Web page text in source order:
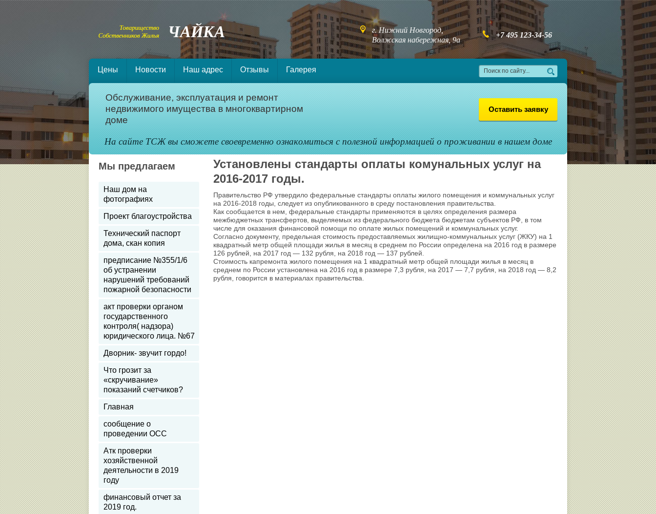
Цены Новости Наш адрес Отзывы Галерея
Обслуживание, эксплуатация и ремонт
недвижимого имущества в многоквартирном
доме
На сайте ТСЖ вы сможете своевременно ознакомиться с полезной информацией о проживании в нашем доме
Оставить заявку
г. Нижний Новгород,
Волжская набережная, 9а
+7 495 123-34-56
Мы предлагаем
Наш дом на
фотографиях
Проект благоустройства
Технический паспорт
дома, скан копия
предписание №355/1/6
об устранении
нарушений требований
пожарной безопасности
акт проверки органом
государственного
контроля( надзора)
юридического лица. №67
Дворник- звучит гордо!
Что грозит за
«скручивание»
показаний счетчиков?
Главная
сообщение о
проведении ОСС
Атк проверки
хозяйственной
деятельности в 2019
году
финансовый отчет за
2019 год.
Установлены стандарты оплаты комунальных услуг на
2016-2017 годы.
Правительство РФ утвердило федеральные стандарты оплаты жилого помещения и коммунальных услуг
на 2016-2018 годы, следует из опубликованного в среду постановления правительства.
Как сообщается в нем, федеральные стандарты применяются в целях определения размера
межбюджетных трансфертов, выделяемых из федерального бюджета бюджетам субъектов РФ, в том
числе для оказания финансовой помощи по оплате жилых помещений и коммунальных услуг.
Согласно документу, предельная стоимость предоставляемых жилищно-коммунальных услуг (ЖКУ) на 1
квадратный метр общей площади жилья в месяц в среднем по России определена на 2016 год в размере
126 рублей, на 2017 год — 132 рубля, на 2018 год — 137 рублей.
Стоимость капремонта жилого помещения на 1 квадратный метр общей площади жилья в месяц в
среднем по России установлена на 2016 год в размере 7,3 рубля, на 2017 — 7,7 рубля, на 2018 год — 8,2
рубля, говорится в материалах правительства.